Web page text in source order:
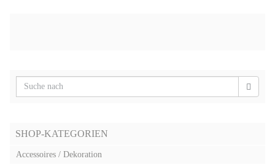
SHOP-KATEGORIEN
Accessoires / Dekoration